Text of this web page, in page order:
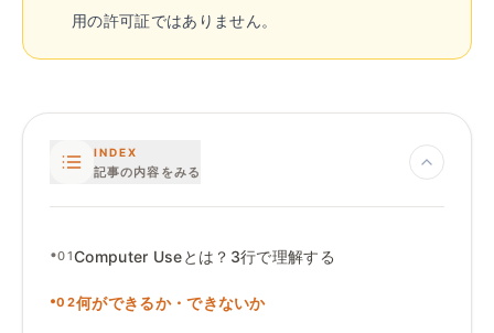
用の許可証ではありません。
INDEX
記事の内容をみる
•01Computer Useとは ？ 3行で理解する
•02何ができるか・できないか